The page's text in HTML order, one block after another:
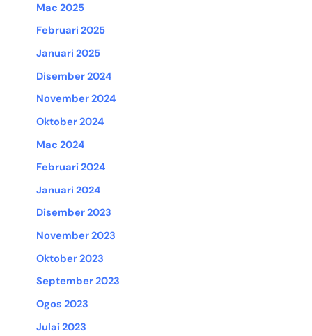
Mac 2025
Februari 2025
Januari 2025
Disember 2024
November 2024
Oktober 2024
Mac 2024
Februari 2024
Januari 2024
Disember 2023
November 2023
Oktober 2023
September 2023
Ogos 2023
Julai 2023